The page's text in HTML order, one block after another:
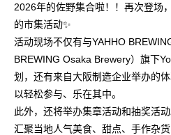
2026年的佐野集合啦！！再次登场
的市集活动✨
活动现场不仅有与YAHHO
BREWING Osaka Brewery）旗下
划，还有来自大阪制造企业举办的
以轻松参与、乐在其中。
此外，还将举办集章活动和抽奖活动
汇聚当地人气美食、甜点、手作杂